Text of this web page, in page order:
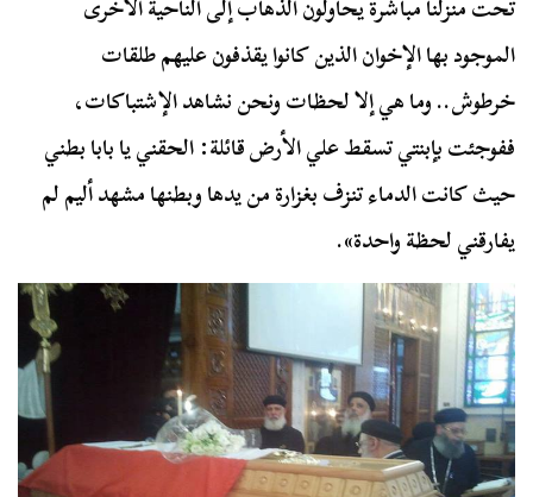
الموجود بها الإخوان الذين كانوا يقذفون عليهم طلقات
خرطوش.. وما هي إلا لحظات ونحن نشاهد الإشتباكات،
ففوجئت بإبنتي تسقط علي الأرض قائلة: الحقني يا بابا بطني
حيث كانت الدماء تنزف بغزارة من يدها وبطنها مشهد أليم لم
يفارقني لحظة واحدة».